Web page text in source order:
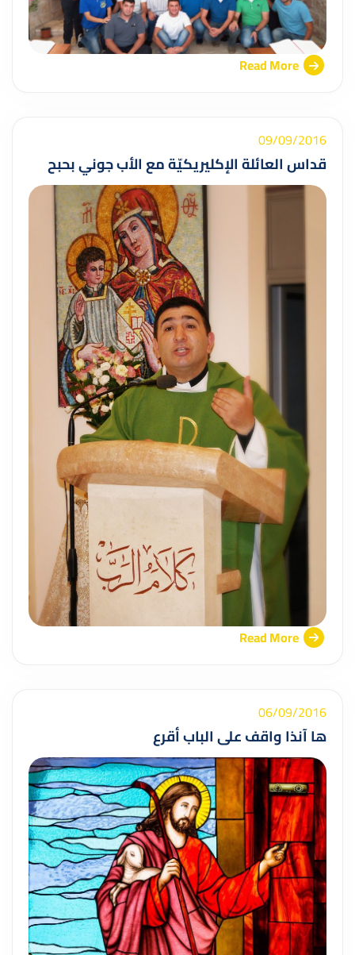
Read More
09/09/2016
قداس العائلة الإكليريكيّة مع الأب جوني بحبح
Read More
06/09/2016
ها آنذا واقف على الباب أقرع